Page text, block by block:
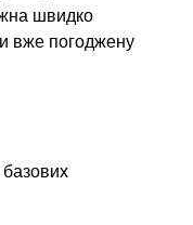
швидко
вже погоджену
базових